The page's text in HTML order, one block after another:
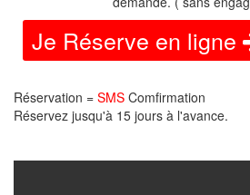
Je Réserve en ligne
Réservation = SMS Comfirmation
Réservez jusqu'à 15 jours à l'avance.